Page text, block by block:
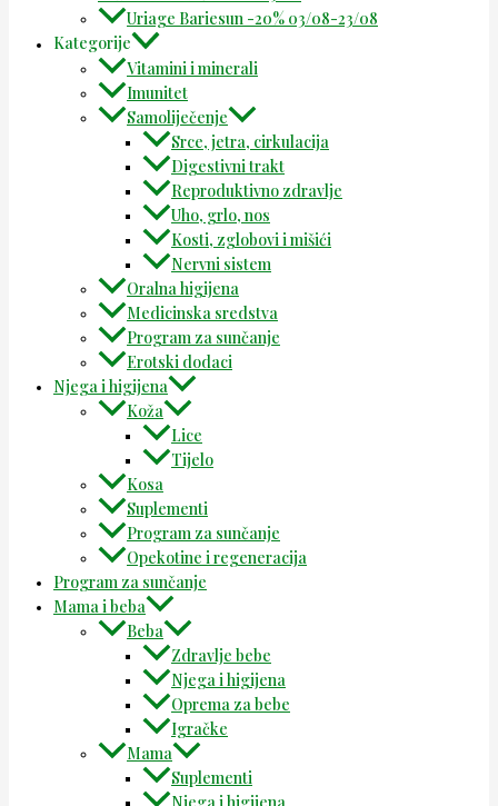
Uriage Bariesun -20% 03/08-23/08
Kategorije
Vitamini i minerali
Imunitet
Samoliječenje
Srce, jetra, cirkulacija
Digestivni trakt
Reproduktivno zdravlje
Uho, grlo, nos
Kosti, zglobovi i mišići
Nervni sistem
Oralna higijena
Medicinska sredstva
Program za sunčanje
Erotski dodaci
Njega i higijena
Koža
Lice
Tijelo
Kosa
Suplementi
Program za sunčanje
Opekotine i regeneracija
Program za sunčanje
Mama i beba
Beba
Zdravlje bebe
Njega i higijena
Oprema za bebe
Igračke
Mama
Suplementi